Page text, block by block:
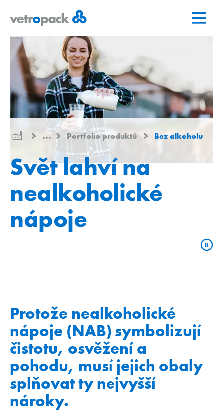
domovskou
stránku
obsah
kontakt
... Portfolio produktů Bez alkoholu
Svět lahví na
nealkoholické
nápoje
Protože nealkoholické
nápoje (NAB) symbolizují
čistotu, osvěžení a
pohodu, musí jejich obaly
splňovat ty nejvyšší
nároky.